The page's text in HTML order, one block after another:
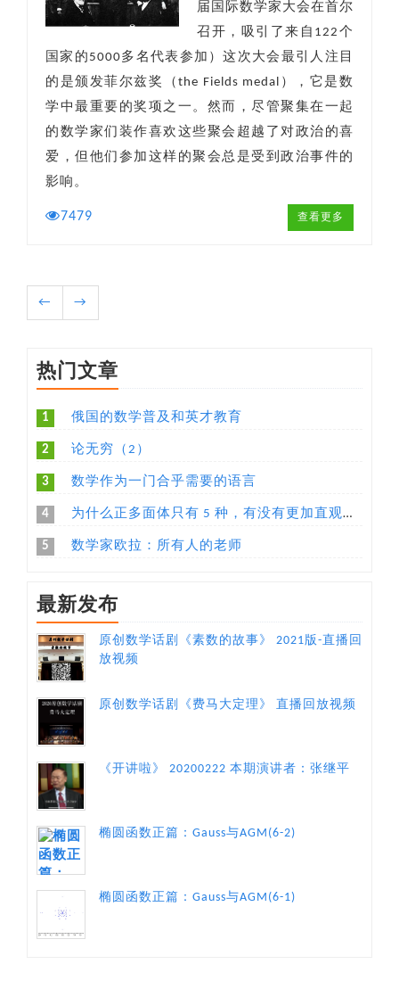
届国际数学家大会在首尔
召开，吸引了来自122个
国家的5000多名代表参加）这次大会最引人注目
的是颁发菲尔兹奖（the Fields medal），它是数
学中最重要的奖项之一。然而，尽管聚集在一起
的数学家们装作喜欢这些聚会超越了对政治的喜
爱，但他们参加这样的聚会总是受到政治事件的
影响。
7479 查看更多
← →
热门文章
1 俄国的数学普及和英才教育
2 论无穷（2）
3 数学作为一门合乎需要的语言
4 为什么正多面体只有 5 种，有没有更加直观易懂的解释？
5 数学家欧拉：所有人的老师
最新发布
原创数学话剧《素数的故事》 2021版-直播回
放视频
原创数学话剧《费马大定理》 直播回放视频
《开讲啦》 20200222 本期演讲者：张继平
椭圆函数正篇：Gauss与AGM(6-2)
椭圆函数正篇：Gauss与AGM(6-1)